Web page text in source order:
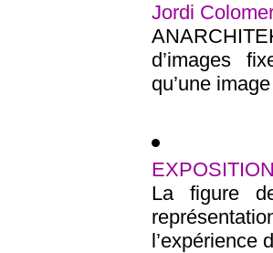
Jordi
d’images
qu’une
La figure
l’expérience